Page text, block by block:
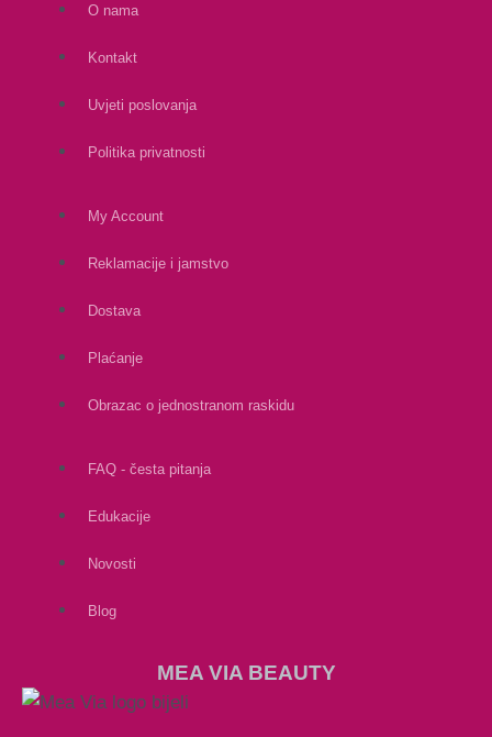
O nama
Kontakt
Uvjeti poslovanja
Politika privatnosti
My Account
Reklamacije i jamstvo
Dostava
Plaćanje
Obrazac o jednostranom raskidu
FAQ - česta pitanja
Edukacije
Novosti
Blog
MEA VIA BEAUTY